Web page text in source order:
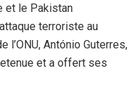
et le Pakistan
terroriste au
l’ONU, António Guterres,
et a offert ses